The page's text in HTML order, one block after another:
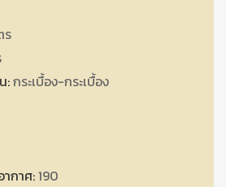
ร
:กระเบื้อง-กระเบื้อง
กาศ:190